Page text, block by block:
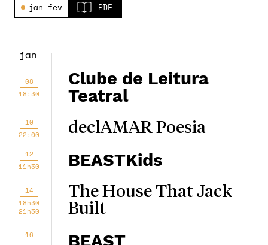
jan-fev PDF
jan
08
18:30
Clube de Leitura
Teatral
10
22:00
declAMAR Poesia
12
11h30
BEASTKids
14
18h30
21h30
The House That Jack
Built
16
BEAST